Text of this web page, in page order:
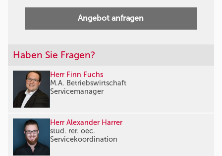
Angebot anfragen
Haben Sie Fragen?
Herr Finn Fuchs
M.A. Betriebswirtschaft
Servicemanager
Herr Alexander Harrer
stud. rer. oec.
Servicekoordination